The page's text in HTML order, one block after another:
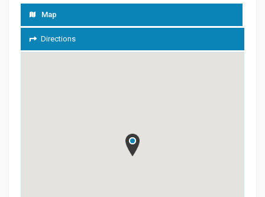
Map
Directions